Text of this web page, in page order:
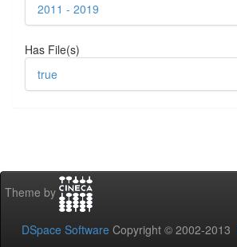
2011 - 2019
Has File(s)
true
Theme by
DSpace Software Copyright © 2002-2013